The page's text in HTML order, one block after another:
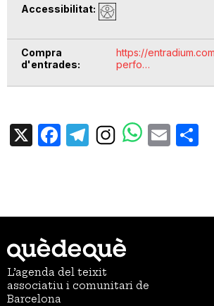
Accessibilitat
Compra
d'entrades
https://
perfo…
X Facebook
TelegramEmail
L’agenda del teixit
associatiu i comunitari de
Barcelona